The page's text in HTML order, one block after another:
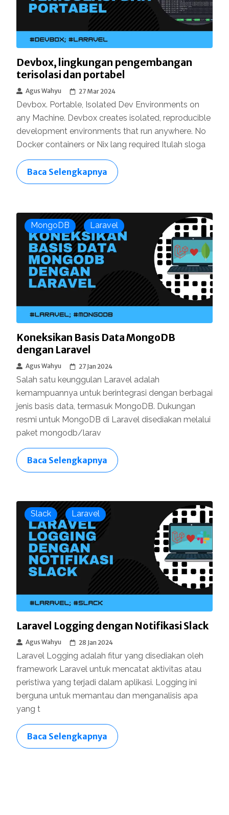
Devbox, lingkungan pengembangan
terisolasi dan portabel
Agus Wahyu 27 Mar 2024
Devbox. Portable, Isolated Dev Environments on
any Machine. Devbox creates isolated, reproducible
development environments that run anywhere. No
Docker containers or Nix lang required Itulah sloga
Baca Selengkapnya
MongoDB Laravel
Koneksikan Basis Data MongoDB
dengan Laravel
Agus Wahyu 27 Jan 2024
Salah satu keunggulan Laravel adalah
kemampuannya untuk berintegrasi dengan berbagai
jenis basis data, termasuk MongoDB. Dukungan
resmi untuk MongoDB di Laravel disediakan melalui
paket mongodb/larav
Baca Selengkapnya
Slack Laravel
Laravel Logging dengan Notifikasi Slack
Agus Wahyu 28 Jan 2024
Laravel Logging adalah fitur yang disediakan oleh
framework Laravel untuk mencatat aktivitas atau
peristiwa yang terjadi dalam aplikasi. Logging ini
berguna untuk memantau dan menganalisis apa
yang t
Baca Selengkapnya